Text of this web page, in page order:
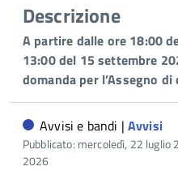
Descrizione
A partire dalle ore 18:00
13:00 del 15 settembre
domanda per l’Assegno
Avvisi e bandi | Avvisi
Pubblicato: mercoledì, 22 luglio
2026